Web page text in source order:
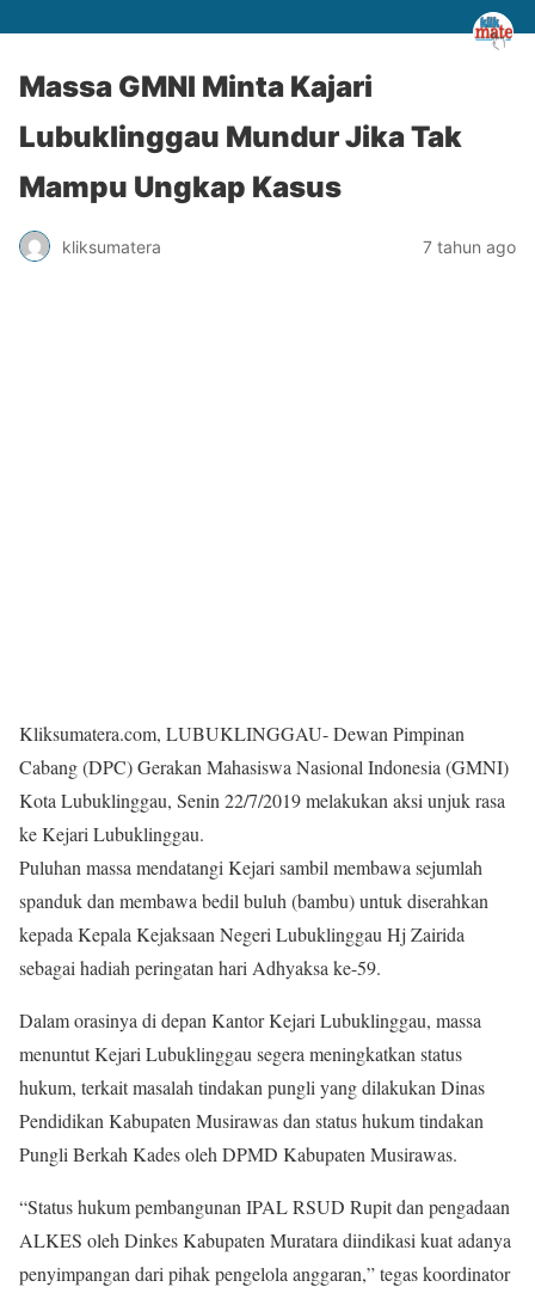
Massa GMNI Minta Kajari
Lubuklinggau Mundur Jika Tak
Mampu Ungkap Kasus
kliksumatera 7 tahun ago
Kliksumatera.com, LUBUKLINGGAU- Dewan Pimpinan
Cabang (DPC) Gerakan Mahasiswa Nasional Indonesia (GMNI)
Kota Lubuklinggau, Senin 22/7/2019 melakukan aksi unjuk rasa
ke Kejari Lubuklinggau.
Puluhan massa mendatangi Kejari sambil membawa sejumlah
spanduk dan membawa bedil buluh (bambu) untuk diserahkan
kepada Kepala Kejaksaan Negeri Lubuklinggau Hj Zairida
sebagai hadiah peringatan hari Adhyaksa ke-59.
Dalam orasinya di depan Kantor Kejari Lubuklinggau, massa
menuntut Kejari Lubuklinggau segera meningkatkan status
hukum, terkait masalah tindakan pungli yang dilakukan Dinas
Pendidikan Kabupaten Musirawas dan status hukum tindakan
Pungli Berkah Kades oleh DPMD Kabupaten Musirawas.
“Status hukum pembangunan IPAL RSUD Rupit dan pengadaan
ALKES oleh Dinkes Kabupaten Muratara diindikasi kuat adanya
penyimpangan dari pihak pengelola anggaran,” tegas koordinator